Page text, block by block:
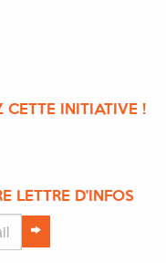
CETTE INITIATIVE !
LETTRE D'INFOS